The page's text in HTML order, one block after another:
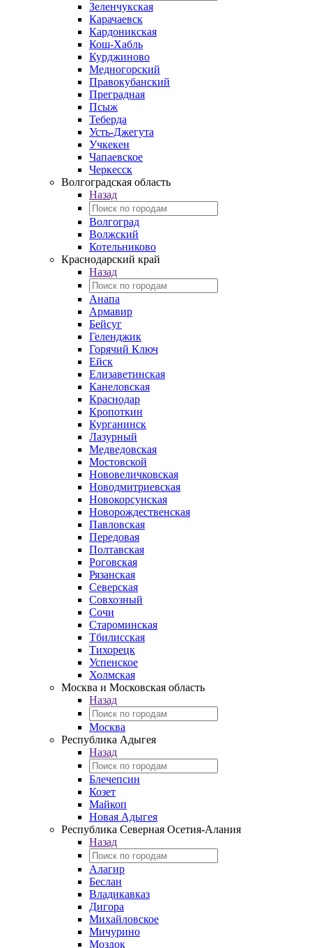
Зеленчукская
Карачаевск
Кардоникская
Кош-Хабль
Курджиново
Медногорский
Правокубанский
Преградная
Псыж
Теберда
Усть-Джегута
Учкекен
Чапаевское
Черкесск
Волгоградская область
Назад
Волгоград
Волжский
Котельниково
Краснодарский край
Назад
Анапа
Армавир
Бейсуг
Геленджик
Горячий Ключ
Ейск
Елизаветинская
Канеловская
Краснодар
Кропоткин
Курганинск
Лазурный
Медведовская
Мостовской
Нововеличковская
Новодмитриевская
Новокорсунская
Новорождественская
Павловская
Передовая
Полтавская
Роговская
Рязанская
Северская
Совхозный
Сочи
Староминская
Тбилисская
Тихорецк
Успенское
Холмская
Москва и Московская область
Назад
Москва
Республика Адыгея
Назад
Блечепсин
Козет
Майкоп
Новая Адыгея
Республика Северная Осетия-Алания
Назад
Алагир
Беслан
Владикавказ
Дигора
Михайловское
Мичурино
Моздок